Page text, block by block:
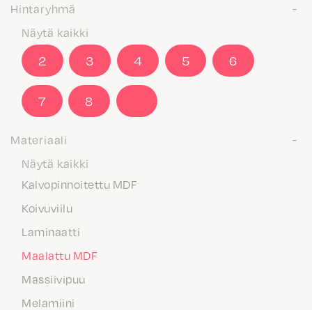
Hintaryhmä
Näytä kaikki
2 3 4 5 6
7 8
Materiaali
Näytä kaikki
Kalvopinnoitettu MDF
Koivuviilu
Laminaatti
Maalattu MDF
Massiivipuu
Melamiini